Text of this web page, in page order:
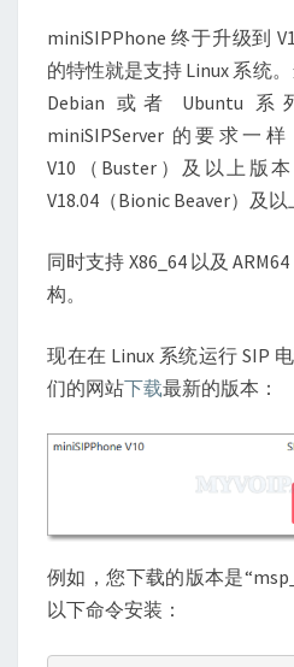
miniSIPPhone 终于升级到
的特性就是支持 Linux 系统
Debian 或者 Ubuntu
miniSIPServer 的要求一
V10（Buster）及以上版
V18.04（Bionic Beaver）及以
同时支持 X86_64 以及
构。
现在在 Linux 系统运行 SIP
们的网站下载最新的版本：
例如，您下载的版本是
以下命令安装：